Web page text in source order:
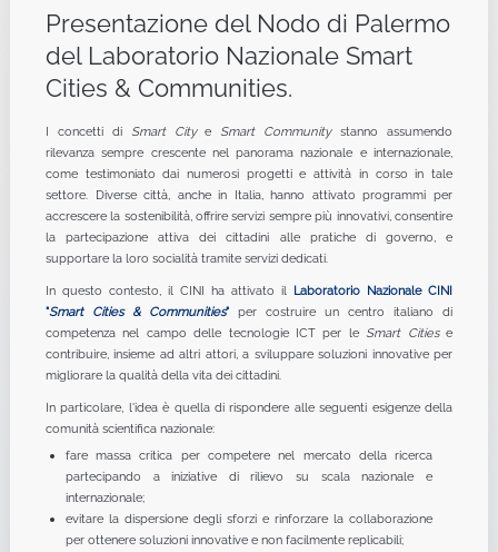
Presentazione del Nodo di Palermo
del Laboratorio Nazionale Smart
Cities & Communities.
I concetti di Smart Citye Smart Communitystanno assumendo
rilevanza sempre crescente nel panorama nazionale e internazionale,
come testimoniato dai numerosi progetti e attività in corso in tale
settore. Diverse città, anche in Italia, hanno attivato programmi per
accrescere la sostenibilità, offrire servizi sempre più innovativi, consentire
la partecipazione attiva dei cittadini alle pratiche di governo, e
supportare la loro socialità tramite servizi dedicati.
In questo contesto, il CINI ha attivato il Laboratorio Nazionale CINI
"Smart Cities & Communities"per costruire un centro italiano di
competenza nel campo delle tecnologie ICT per le Smart Citiese
contribuire, insieme ad altri attori, a sviluppare soluzioni innovative per
migliorare la qualità della vita dei cittadini.
In particolare, l'idea è quella di rispondere alle seguenti esigenze della
comunità scientifica nazionale:
fare massa critica per competere nel mercato della ricerca
partecipando a iniziative di rilievo su scala nazionale e
internazionale;
evitare la dispersione degli sforzi e rinforzare la collaborazione
per ottenere soluzioni innovative e non facilmente replicabili;